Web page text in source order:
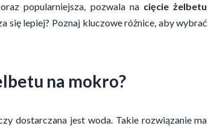
popularniejsza, pozwala na cięcie żelbetu
się lepiej? Poznaj kluczowe różnice, aby wybrać
na mokro?
dostarczana jest woda. Takie rozwiązanie ma